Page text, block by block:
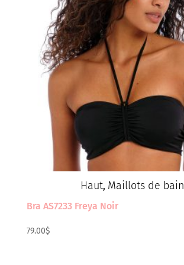
Haut, Maillots de bain
Bra AS7233 Freya Noir
79.00$